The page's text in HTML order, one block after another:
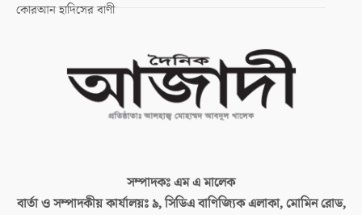
কোরআন হাদিসের বাণী
সম্পাদকঃএম এ মালেক
বার্তা ও সম্পাদকীয় কার্যালয়ঃ৯, সিডিএ বাণিজ্যিক এলাকা, মোমিন রোড,